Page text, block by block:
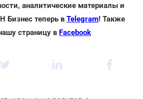
аналитические материалы и
Бизнес теперь в Telegram! Также
страницу в Facebook